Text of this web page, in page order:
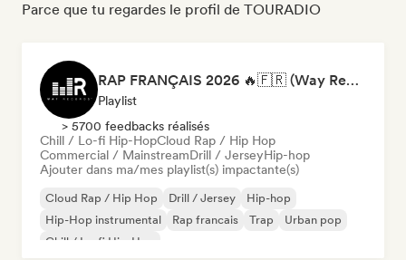
Parce que tu regardes le profil de TOURADIO
RAP FRANÇAIS 2026 🔥🇫🇷 (Way Records)
Playlist
> 5700 feedbacks réalisés
Chill / Lo-fi Hip-HopCloud Rap / Hip Hop
Commercial / MainstreamDrill / JerseyHip-hop
Ajouter dans ma/mes playlist(s) impactante(s)
Cloud Rap / Hip Hop Drill / Jersey
Hip-hop
Hip-Hop instrumental
Rap francais Trap
Urban pop
Chill / Lo-fi Hip-Hop